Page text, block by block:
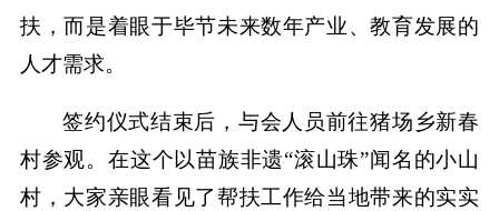
扶，而是着眼于毕节未来数年产业、教育发展的
人才需求。
签约仪式结束后，与会人员前往猪场乡新春
村参观。在这个以苗族非遗“滚山珠”闻名的小山
村，大家亲眼看见了帮扶工作给当地带来的实实